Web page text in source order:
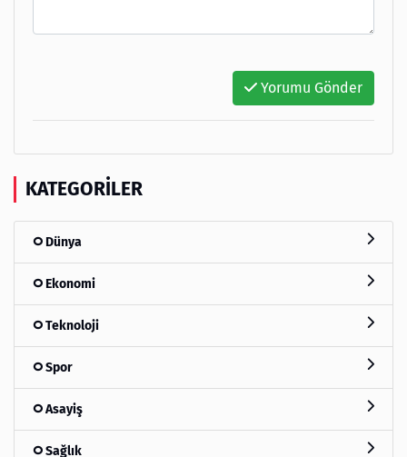
Yorumu Gönder
KATEGORILER
Dünya
Ekonomi
Teknoloji
Spor
Asayiş
Sağlık